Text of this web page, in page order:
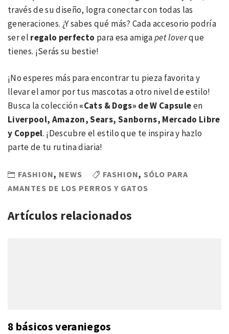
través de su diseño, logra conectar con todas las
generaciones. ¿Y sabes qué más? Cada accesorio podría
ser el regalo perfecto para esa amigapet loverque
tienes. ¡Serás su bestie!
¡No esperes más para encontrar tu pieza favorita y
llevar el amor por tus mascotas a otro nivel de estilo!
Busca la colección«Cats & Dogs» de W Capsuleen
Liverpool, Amazon, Sears, Sanborns, Mercado Libre
y Coppel. ¡Descubre el estilo que te inspira y hazlo
parte de tu rutina diaria!
FASHION, NEWS FASHION, SÓLO PARA
AMANTES DE LOS PERROS Y GATOS
Artículos relacionados
8 básicos veraniegos